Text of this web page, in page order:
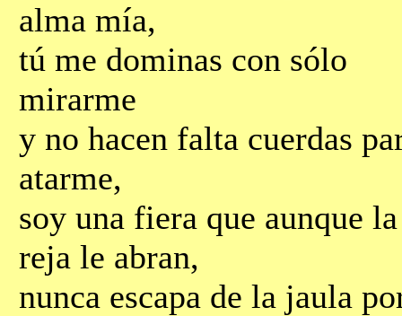
alma mía,
tú me dominas con sólo
mirarme
y no hacen falta cuerdas
atarme,
soy una fiera que aunque la
reja le abran,
nunca escapa de la jaula